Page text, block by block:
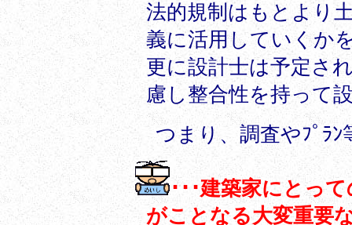
法的規制はもとより
義に活用していくか
更に設計士は予定さ
慮し整合性を持って
つまり、調査やﾌﾟﾗﾝ
･･･建築家にとって
がことなる大変重要